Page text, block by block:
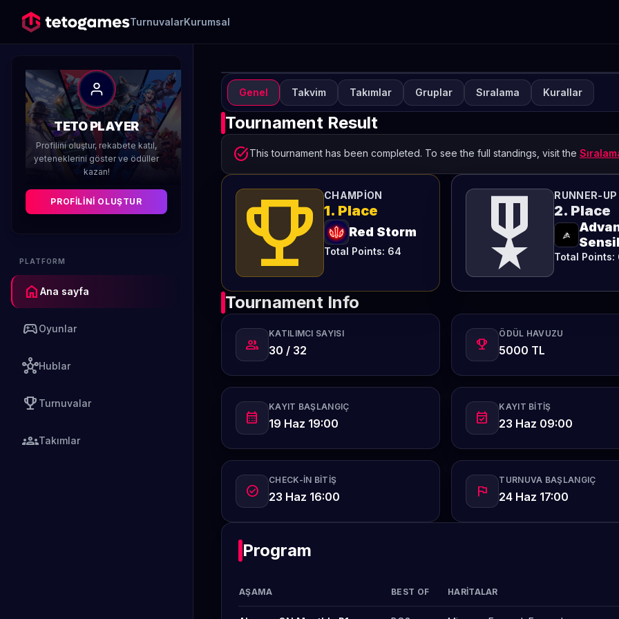
TurnuvalarKurumsal
TETO PLAYER
Profilini oluştur, rekabete katıl,
yeteneklerini göster ve ödüller
kazan!
PROFILINI OLUŞTUR
PLATFORM
home Ana sayfa
sports_esportsOyunlar
hubHublar
emoji_events Turnuvalar
groupsTakımlar
TURNUVA KAPALI
TETO Games Always-ON
Monthly 2
Düzenleyen TETO
Genel Takvim Takımlar Gruplar Sıralama Kurallar
Tournament Result
task_altThis tournament has been completed. To see the full standings, visit the
emoji_events CHAMPION
1. Place
Red Storm
Total Points: 64 military_techRUNNER-UP
2. Place
Total Points:
Tournament Info
group
KATILIMCI SAYISI
30 / 32 emoji_events
ÖDÜL HAVUZU
5000 TL
calendar_month
KAYIT BAŞLANGIÇ
19 Haz 19:00 event_available
KAYIT BITIŞ
23 Haz 09:00
check_circle
CHECK-IN BITIŞ
23 Haz 16:00 flag
TURNUVA BAŞLANGIÇ
24 Haz 17:00
Program
AŞAMA BEST OF HARITALAR